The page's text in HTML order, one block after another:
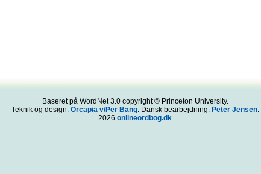
Baseret på WordNet 3.0 copyright © Princeton University.
Teknik og design: Orcapia v/Per Bang. Dansk bearbejdning: Peter Jensen.
2026 onlineordbog.dk